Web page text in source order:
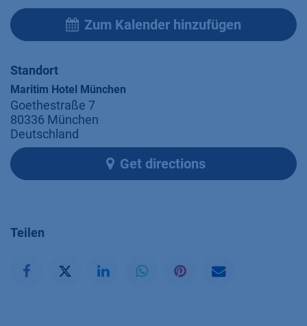
Zum Kalender hinzufügen
Standort
Maritim Hotel München
Goethestraße 7
80336 München
Deutschland
Get directions
Teilen